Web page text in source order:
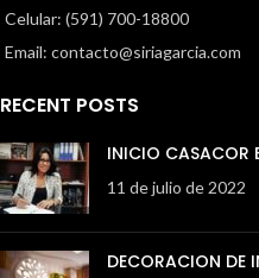
Celular: (591) 700-18800
Email: contacto@siriagarcia.com
RECENT POSTS
INICIO CASACOR
11 de julio de 2022
DECORACION DE